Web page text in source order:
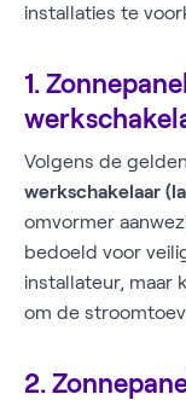
installaties te
1.
Volgens de
werkschakelaar
omvormer
bedoeld voor
installateur, maar
om de
2.